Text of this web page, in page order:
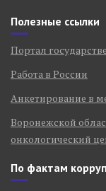
Полезные ссылки
Портал
Работа в России
Анкетирование в
Воронежской
онкологический
По фактам